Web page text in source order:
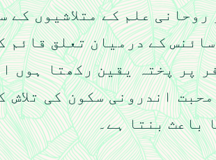
علم کے متلاشیوں
کے درمیان تعلق قائم
پر پختہ یقین رکھتا ہوں
اندرونی سکون کی
باعث بنتا ہے۔